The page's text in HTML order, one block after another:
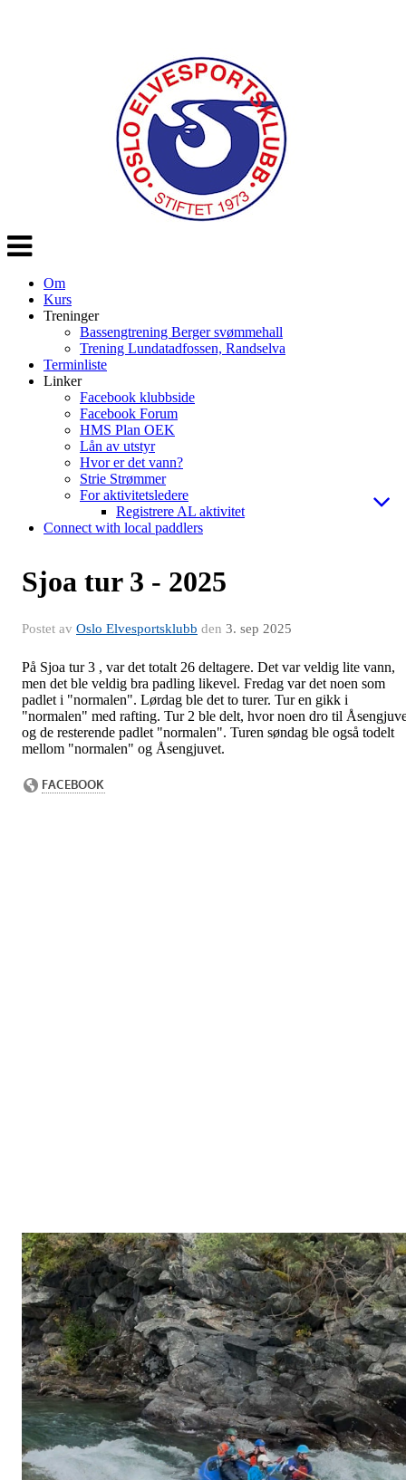
Veksle
navigasjon
Om
Kurs
Treninger
Bassengtrening Berger svømmehall
Trening Lundatadfossen, Randselva
Terminliste
Linker
Facebook klubbside
Facebook Forum
HMS Plan OEK
Lån av utstyr
Hvor er det vann?
Strie Strømmer
For aktivitetsledere
Registrere AL aktivitet
Connect with local paddlers
Sjoa tur 3 - 2025
Postet av Oslo Elvesportsklubb den 3. sep 2025
På Sjoa tur 3 , var det totalt 26 deltagere. Det var veldig lite vann,
men det ble veldig bra padling likevel. Fredag var det noen som
padlet i "normalen". Lørdag ble det to turer. Tur en gikk i
"normalen" med rafting. Tur 2 ble delt, hvor noen dro til
og de resterende padlet "normalen". Turen søndag ble også todelt
mellom "normalen" og Åsengjuvet.